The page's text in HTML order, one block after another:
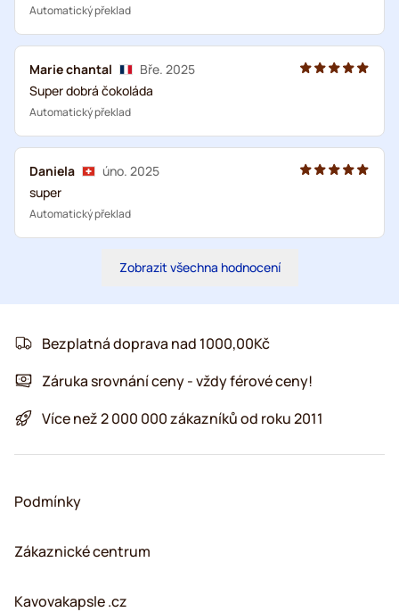
Automatický překlad
Marie chantal
Bře. 2025
Super dobrá čokoláda
Automatický překlad
Daniela
úno. 2025
super
Automatický překlad
Zobrazit všechna hodnocení
Bezplatná doprava nad 1000,00Kč
Záruka srovnání ceny - vždy férové ceny!
Více než 2 000 000 zákazníků od roku 2011
Podmínky
Zákaznické centrum
Kavovakapsle .cz